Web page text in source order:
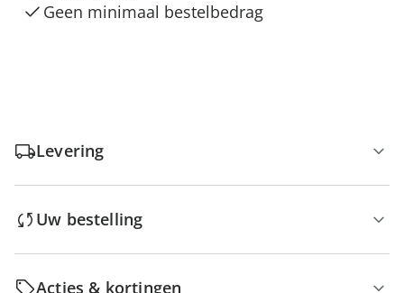
Geen minimaal bestelbedrag
Levering
Uw bestelling
Acties & kortingen